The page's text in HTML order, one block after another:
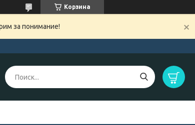
Корзина
за понимание!